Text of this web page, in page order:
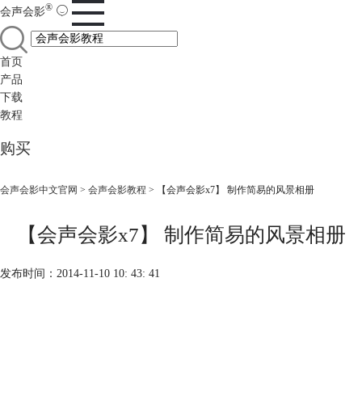
会声会影®
首页
产品
下载
教程
购买
会声会影中文官网 > 会声会影教程 > 【会声会影x7】 制作简易的风景相册
【会声会影x7】 制作简易的风景相册
发布时间：2014-11-10 10: 43: 41